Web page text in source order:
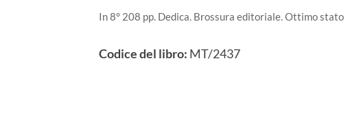
In 8° 208 pp. Dedica. Brossura editoriale. Ottimo stato
Codice del libro: MT/2437